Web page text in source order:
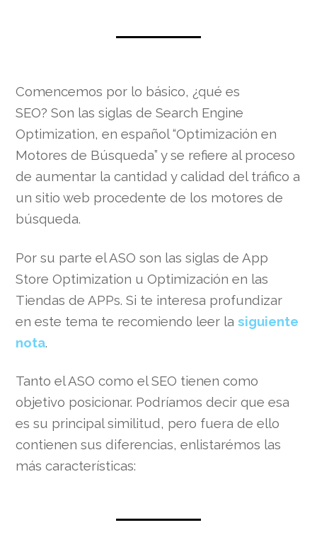
Comencemos por lo básico, ¿qué es
SEO? Son las siglas de Search Engine
Optimization, en español “Optimización en
Motores de Búsqueda” y se refiere al proceso
de aumentar la cantidad y calidad del tráfico a
un sitio web procedente de los motores de
búsqueda.
Por su parte el ASO son las siglas de App
Store Optimization u Optimización en las
Tiendas de APPs. Si te interesa profundizar
en este tema te recomiendo leer lasiguiente
nota.
Tanto el ASO como el SEO tienen como
objetivo posicionar. Podríamos decir que esa
es su principal similitud, pero fuera de ello
contienen sus diferencias, enlistarémos las
más características: